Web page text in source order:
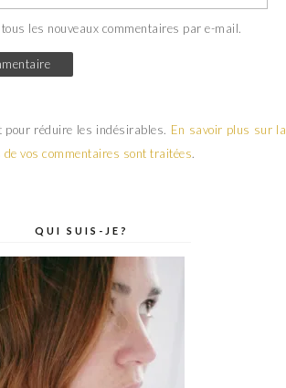
tous les nouveaux commentaires par e-mail.
réduire les indésirables. En savoir plus sur la
de vos commentaires sont traitées.
QUI SUIS-JE?